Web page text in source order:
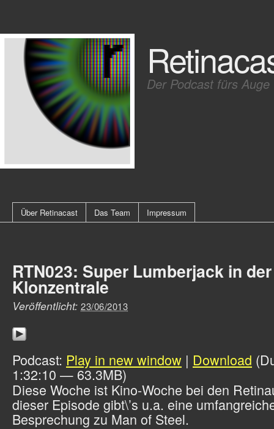
Der Podcast fürs Auge
Über Retinacast Das Team Impressum
RTN023: Super Lumberjack in der
Klonzentrale
Veröffentlicht: 23/06/2013
Podcast: Play in new window | Download
1:32:10 — 63.3MB)
Diese Woche ist Kino-Woche bei den
dieser Episode gibt\’s u.a. eine
Besprechung zu Man of Steel.